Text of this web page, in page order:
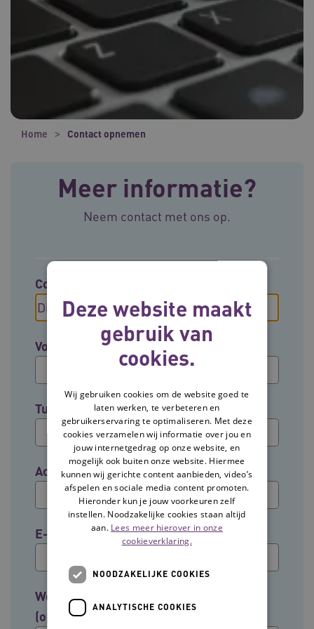
Home Contact opnemen
Meer informatie?
Neem contact met ons op.
Contact opnemen met
Voornaam
Tussenvoegsel (optioneel)
Achternaam
E-mailadres
Welke groep past het beste bij jouw rol?
(optioneel)
Deze website maakt
gebruik van
cookies.
Wij gebruiken cookies om de website goed te
laten werken, te verbeteren en
gebruikerservaring te optimaliseren. Met deze
cookies verzamelen wij informatie over jou en
jouw internetgedrag op onze website, en
mogelijk ook buiten onze website. Hiermee
kunnen wij gerichte content aanbieden, video’s
afspelen en sociale media content promoten.
Hieronder kun je jouw voorkeuren zelf
instellen. Noodzakelijke cookies staan altijd
aan. Lees meer hierover in onze
cookieverklaring.
NOODZAKELIJKE COOKIES
ANALYTISCHE COOKIES